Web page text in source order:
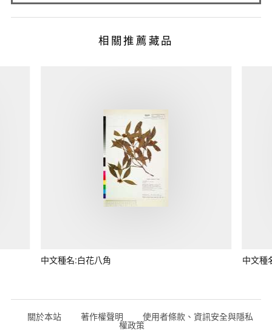
相關推薦藏品
中文種名:白花八角 中文種
關於本站 著作權聲明 使用者條款、資訊安全與隱私
權政策